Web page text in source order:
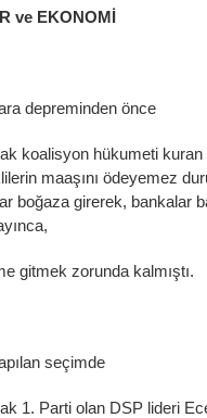
ve EKONOMİ
depreminden önce
koalisyon hükumeti
maaşını ödeyemez
boğaza girerek, bankalar
gitmek zorunda kalmıştı.
seçimde
1. Parti olan DSP lideri